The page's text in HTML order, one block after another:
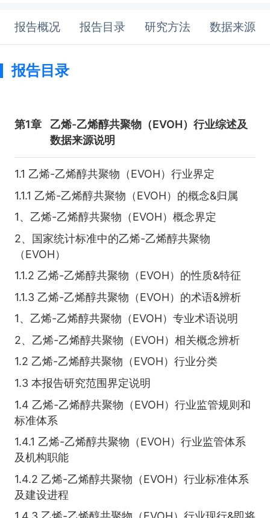
报告概况 报告目录 研究方法 数据来源
报告目录
第1章
乙烯-乙烯醇共聚物（EVOH）行业综述及
数据来源说明
1.1 乙烯-乙烯醇共聚物（EVOH）行业界定
1.1.1 乙烯-乙烯醇共聚物（EVOH）的概念&归属
1、乙烯-乙烯醇共聚物（EVOH）概念界定
2、国家统计标准中的乙烯-乙烯醇共聚物
（EVOH）
1.1.2 乙烯-乙烯醇共聚物（EVOH）的性质&特征
1.1.3 乙烯-乙烯醇共聚物（EVOH）的术语&辨析
1、乙烯-乙烯醇共聚物（EVOH）专业术语说明
2、乙烯-乙烯醇共聚物（EVOH）相关概念辨析
1.2 乙烯-乙烯醇共聚物（EVOH）行业分类
1.3 本报告研究范围界定说明
1.4 乙烯-乙烯醇共聚物（EVOH）行业监管规则和
标准体系
1.4.1 乙烯-乙烯醇共聚物（EVOH）行业监管体系
及机构职能
1.4.2 乙烯-乙烯醇共聚物（EVOH）行业标准体系
及建设进程